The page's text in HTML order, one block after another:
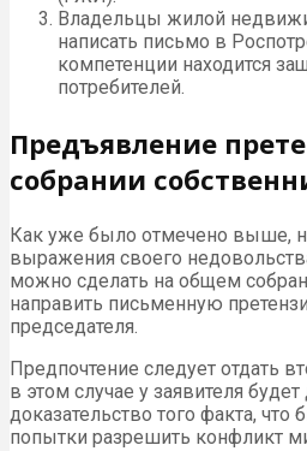
Владельцы жилой
написать письмо в
компетенции находится
потребителей.
Предъявление
собрании
Как уже было отмечено выше,
выражения своего
можно сделать на общем
направить письменную
председателя.
Предпочтение следует отдать
в этом случае у заявителя
доказательство того факта,
попытки разрешить конфликт